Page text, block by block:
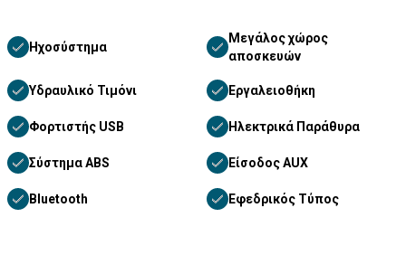
Ηχοσύστημα
Μεγάλος χώρος
αποσκευών
Υδραυλικό Τιμόνι Εργαλειοθήκη
Φορτιστής USB Ηλεκτρικά Παράθυρα
Σύστημα ABS Είσοδος AUX
Bluetooth Εφεδρικός Τύπος